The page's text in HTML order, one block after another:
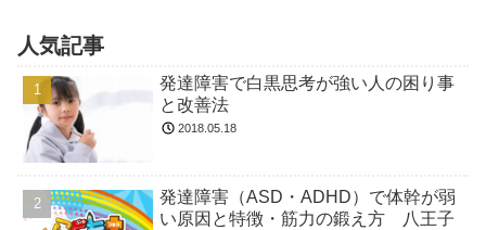
人気記事
発達障害で白黒思考が強い人の困り事
と改善法
2018.05.18
発達障害（ASD・ADHD）で体幹が弱
い原因と特徴・筋力の鍛え方 八王子